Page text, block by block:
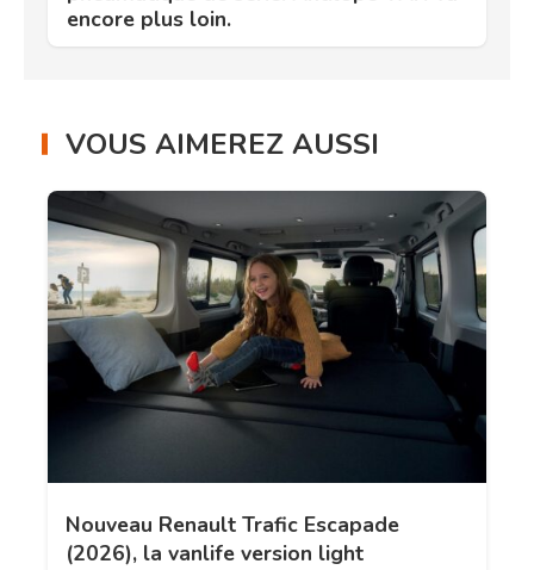
encore plus loin.
VOUS AIMEREZ AUSSI
Nouveau Renault Trafic Escapade
(2026), la vanlife version light